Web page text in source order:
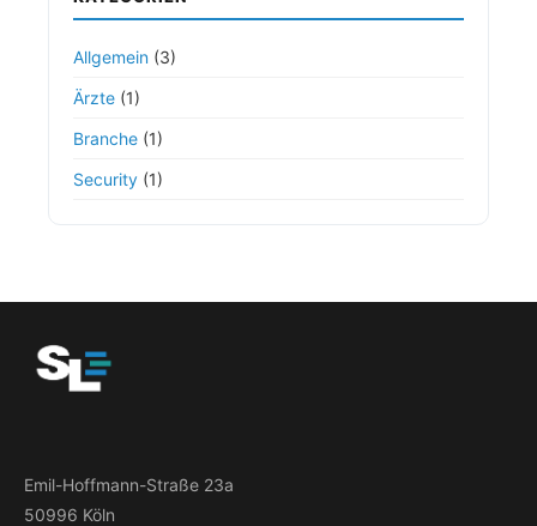
Allgemein (3)
Ärzte (1)
Branche (1)
Security (1)
Emil-Hoffmann-Straße 23a
50996 Köln